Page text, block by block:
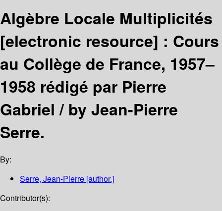
Algèbre Locale Multiplicités
[electronic resource] : Cours
au Collège de France, 1957–
1958 rédigé par Pierre
Gabriel /by Jean-Pierre
Serre.
By:
Serre, Jean-Pierre [author.]
Contributor(s):